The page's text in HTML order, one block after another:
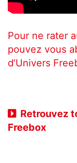
Pour ne rater
pouvez vous
d’Univers
Retrouvez
Freebox